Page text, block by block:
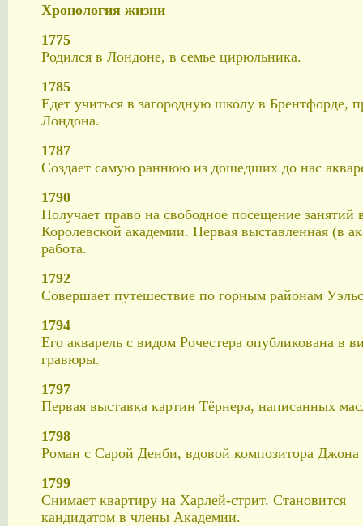
Хронология жизни
1775
Родился в Лондоне, в семье цирюльника.
1785
Едет учиться в загородную школу в Брентфорде,
Лондона.
1787
Создает самую раннюю из дошедших до нас
1790
Получает право на свободное посещение занятий
Королевской академии. Первая выставленная (в
работа.
1792
Совершает путешествие по горным районам
1794
Его акварель с видом Рочестера опубликована в
гравюры.
1797
Первая выставка картин Тёрнера, написанных
1798
Роман с Сарой Денби, вдовой композитора
1799
Снимает квартиру на Харлей-стрит. Становится
кандидатом в члены Академии.